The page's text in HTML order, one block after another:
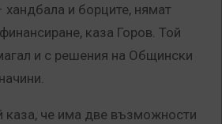
хандбала и борците, нямат
каза Горов. Той
и с решения на Общински
каза, че има две възможности